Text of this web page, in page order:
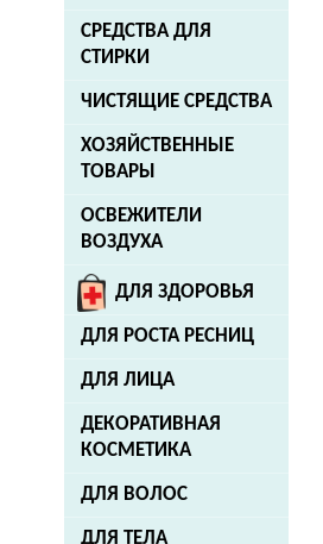
СРЕДСТВА ДЛЯ
СТИРКИ
ЧИСТЯЩИЕ СРЕДСТВА
ХОЗЯЙСТВЕННЫЕ
ТОВАРЫ
ОСВЕЖИТЕЛИ
ВОЗДУХА
ДЛЯ ЗДОРОВЬЯ
ДЛЯ РОСТА РЕСНИЦ
ДЛЯ ЛИЦА
ДЕКОРАТИВНАЯ
КОСМЕТИКА
ДЛЯ ВОЛОС
ДЛЯ ТЕЛА